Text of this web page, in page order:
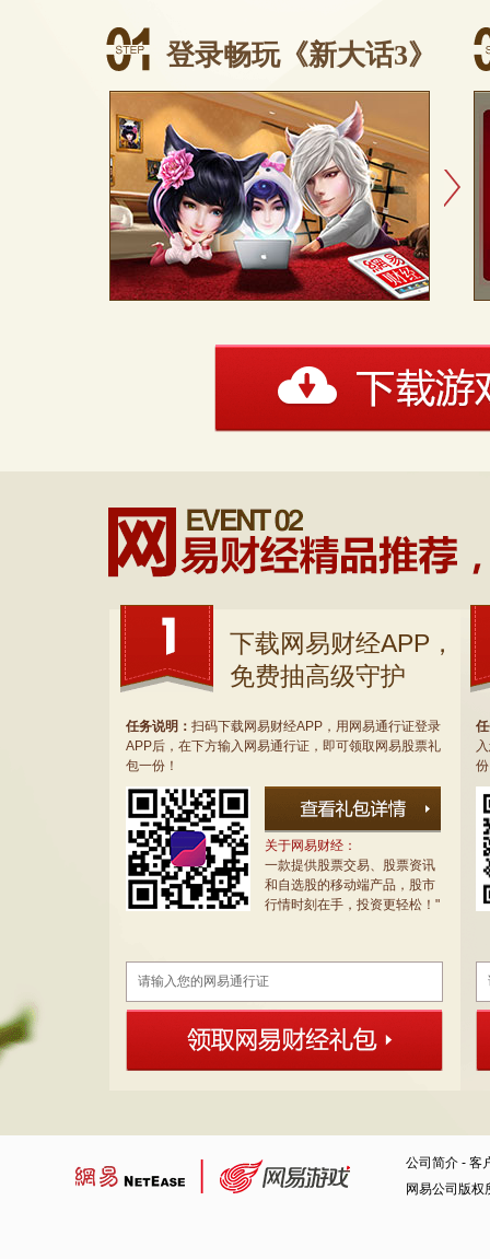
登录畅玩《新大话3》
下载网易财经APP，
免费抽高级守护
任务说明： 扫码下载网易财经APP，用网易通行证登录
APP后，在下方输入网易通行证，即可领取网易股票礼
包一份！
关于网易财经：
一款提供股票交易、股票资讯
和自选股的移动端产品，股市
行情时刻在手，投资更轻松！"
公司简介 - 客
网易公司版